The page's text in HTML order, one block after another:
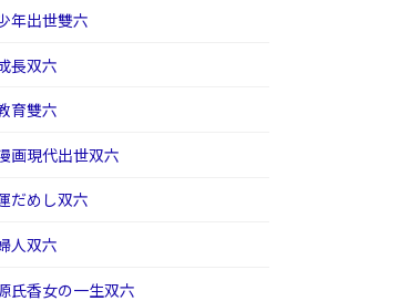
年出世雙六
長双六
育雙六
画現代出世双六
だめし双六
人双六
氏香女の一生双六